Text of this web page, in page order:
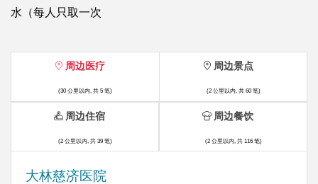
水（每人只取一次
周边医疗
(30 公里以内, 共 5 笔)
大林慈济医院
周边景点
(2 公里以内, 共 60 笔)
周边住宿
(2 公里以内, 共 39 笔)
周边餐饮
(2 公里以内, 共 116 笔)